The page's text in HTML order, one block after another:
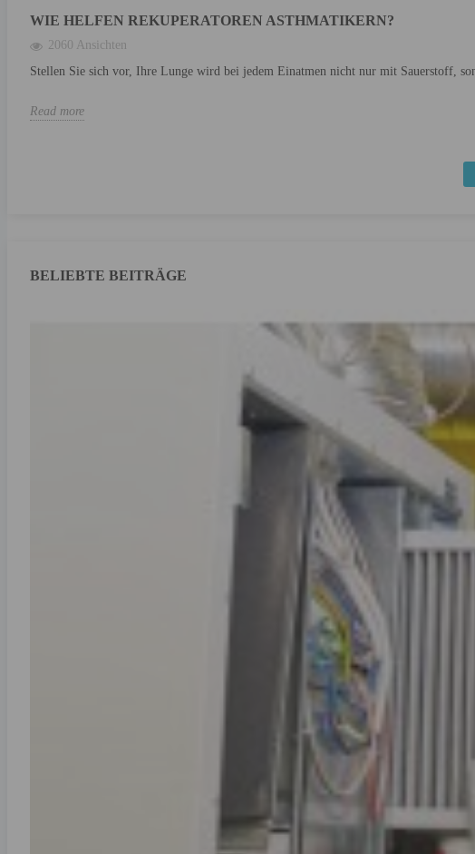
WIE HELFEN REKUPERATOREN ASTHMATIKERN?
2060 Ansichten
Stellen Sie sich vor, Ihre Lunge wird bei jedem Einatmen nicht nur mit Sauerstoff,
Read more
BELIEBTE BEITRÄGE